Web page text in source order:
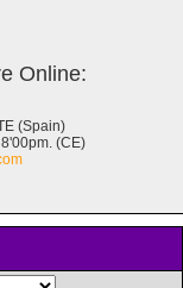
Online:
(Spain)
(CE)